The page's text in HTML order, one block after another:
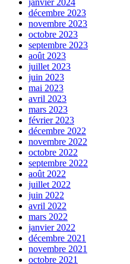
janvier 2024
décembre 2023
novembre 2023
octobre 2023
septembre 2023
août 2023
juillet 2023
juin 2023
mai 2023
avril 2023
mars 2023
février 2023
décembre 2022
novembre 2022
octobre 2022
septembre 2022
août 2022
juillet 2022
juin 2022
avril 2022
mars 2022
janvier 2022
décembre 2021
novembre 2021
octobre 2021